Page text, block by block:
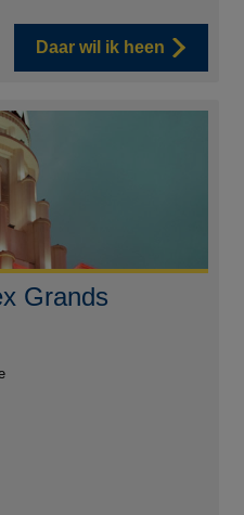
Daar wil ik heen
Grands